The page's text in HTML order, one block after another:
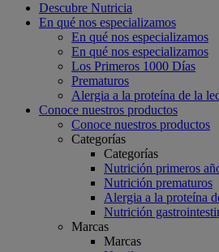
Descubre Nutricia
En qué nos especializamos
En qué nos especializamos
En qué nos especializamos
Los Primeros 1000 Días
Prematuros
Alergia a la proteína de la
Conoce nuestros productos
Conoce nuestros productos
Categorías
Categorías
Nutrición primeros
Nutrición prematuros
Alergia a la proteína
Nutrición
Marcas
Marcas